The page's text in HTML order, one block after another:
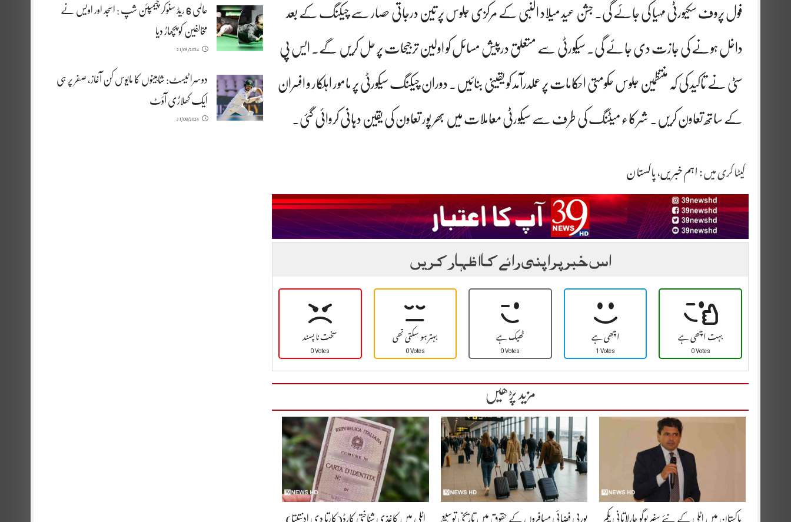
عالمی 6 ریڈ سنوکر چیمپئن شپ : اسجد اور اویس نے
مخالفین کو پچھاڑ دیا
21/09/2024
دوسرا ٹیسٹ: شاہینوں کا مایوس کن آغاز، صفر پر ہی
ایک کھلاڑی آؤٹ
31/08/2024
فول پروف سکیورٹی مہیا کی جائے گی۔ جشن عید میلاد النبی کے مرکزی جلوس پر تین درجاتی حصار سے چیکنگ کے بعد
داخل ہونے کی جازت دی جائے گی۔ سیکورٹی سے متعلق درپیش مسائل کو اولین ترجیحات پر حل کریں گے۔ ایس پی
سٹی نے تاکید کی کہ منتظمین جلوس حکومتی احکامات پر عملدرآمد کو یقینی بنائیں۔ دوران چیکنگ سیکورٹی پر مامور اہلکار و افسران
کے ساتھ تعاون کریں۔ شرکاء میٹنگ کی طرف سے سیکورٹی معاملات میں بھر پور تعاون کی یقین دہانی کروائی گئی۔
کیٹاگری میں :اہم خبریں،پاکستان
اس خبر پر اپنی رائے کا اظہار کریں
سخت نا پسند
0 Votes بہتر ہو سکتی تھی
0 Votes ٹھیک ہے
0 Votes اچھی ہے
1 Votes بہت اچھی ہے
0 Votes
مزید پڑھیں
پاکستان میں اٹلی کے نئے سفیر یوگو چارلاتانی یکم یورپی فضائی مسافروں کے حقوق میں تاریخی توسیع اٹلی میں کاغذی شناختی کارڈ(کارتا دی ادنتیتا)